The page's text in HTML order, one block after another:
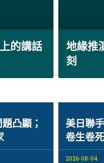
的講話
地緣推
刻
凸顯；
美日聯
卷生卷
2026-08-04